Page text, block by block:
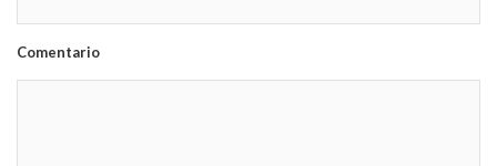
Comentario